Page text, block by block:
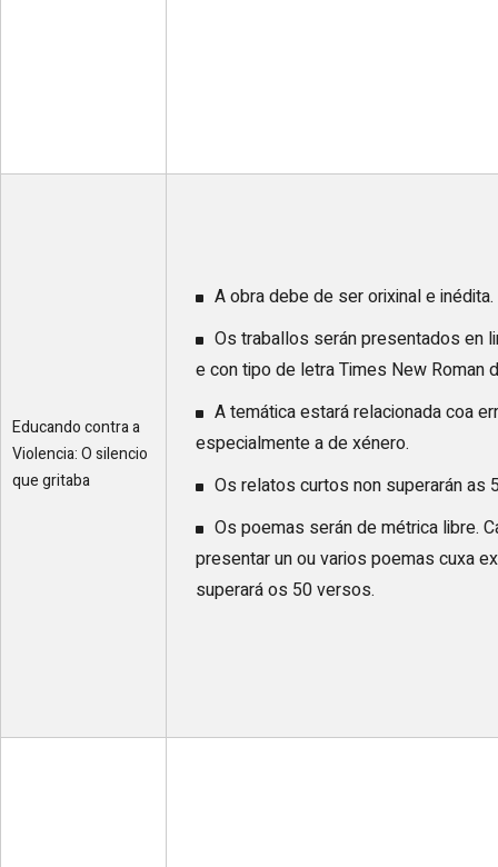
Educando contra a
Violencia: O silencio
que gritaba
A obra debe de ser orixinal e inédita.
Os traballos serán presentados en
e con tipo de letra Times New Roman
A temática estará relacionada coa
especialmente a de xénero.
Os relatos curtos non superarán as
Os poemas serán de métrica libre.
presentar un ou varios poemas cuxa
superará os 50 versos.